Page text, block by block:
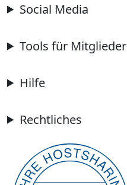
Social Media
Tools für Mitglieder
Hilfe
Rechtliches